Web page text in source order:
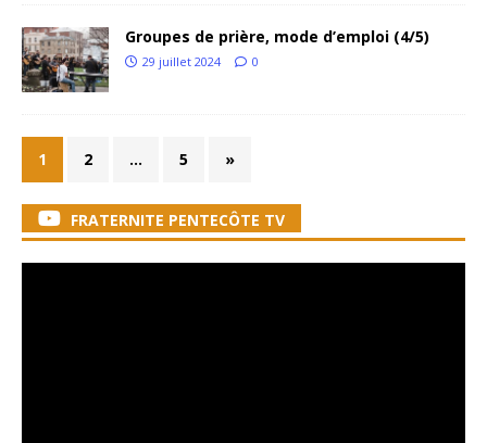
Groupes de prière, mode d’emploi (4/5)
29 juillet 2024 0
1 2 … 5 »
FRATERNITE PENTECÔTE TV